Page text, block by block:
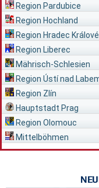
Region Pardubice
Region Hochland
Region Hradec Králové
Region Liberec
Mährisch-Schlesien
Region Ústí nad
Region Zlín
Hauptstadt Prag
Region Olomouc
Mittelböhmen